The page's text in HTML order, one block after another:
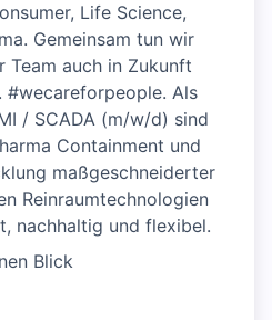
Life Science,
Gemeinsam tun wir
Team auch in Zukunft
#wecareforpeople. Als
/ SCADA (m/w/d) sind
Containment und
maßgeschneiderter
Reinraumtechnologien
nachhaltig und flexibel.
Blick